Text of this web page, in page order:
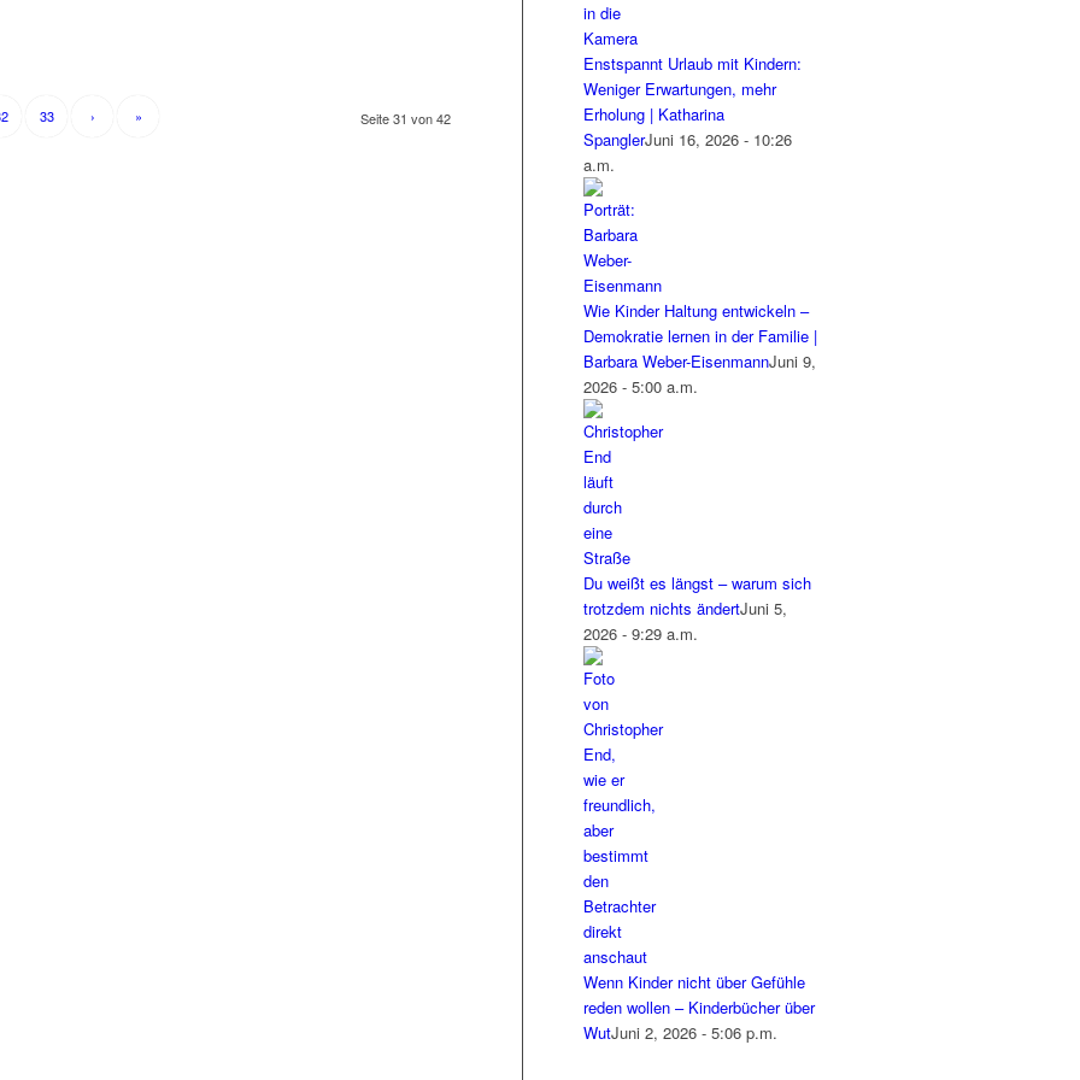
Seite 31 von 42
33 › »
Enstspannt Urlaub mit Kindern:
Weniger Erwartungen, mehr
Erholung | Katharina
SpanglerJuni 16, 2026 - 10:26
a.m.
Wie Kinder Haltung entwickeln –
Demokratie lernen in der Familie |
Barbara Weber-EisenmannJuni 9,
2026 - 5:00 a.m.
Du weißt es längst – warum sich
trotzdem nichts ändertJuni 5,
2026 - 9:29 a.m.
Wenn Kinder nicht über Gefühle
reden wollen – Kinderbücher über
WutJuni 2, 2026 - 5:06 p.m.